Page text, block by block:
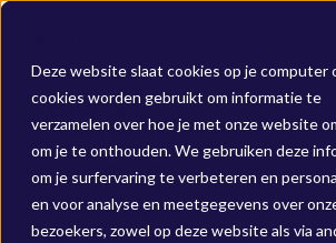
Deze website slaat cookies op je computer
cookies worden gebruikt om informatie te
verzamelen over hoe je met onze website
om je te onthouden. We gebruiken deze
om je surfervaring te verbeteren en
en voor analyse en meetgegevens over
bezoekers, zowel op deze website als via
Blogs